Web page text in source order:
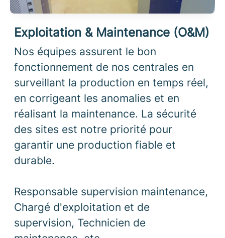
Exploitation & Maintenance (O&M)
Nos équipes assurent le bon
fonctionnement de nos centrales en
surveillant la production en temps réel,
en corrigeant les anomalies et en
réalisant la maintenance. La sécurité
des sites est notre priorité pour
garantir une production fiable et
durable.
Responsable supervision maintenance,
Chargé d'exploitation et de
supervision, Technicien de